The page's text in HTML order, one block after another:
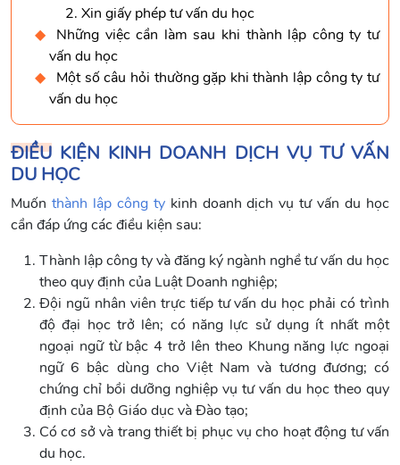
2. Xin giấy phép tư vấn du học
Những việc cần làm sau khi thành lập công ty tư
vấn du học
Một số câu hỏi thường gặp khi thành lập công ty tư
vấn du học
ĐIỀU KIỆN KINH DOANH DỊCH VỤ TƯ VẤN
DU HỌC
Muốn thành lập công tykinh doanh dịch vụ tư vấn du học
cần đáp ứng các điều kiện sau:
Thành lập công ty và đăng ký ngành nghề tư vấn du học
theo quy định của Luật Doanh nghiệp;
Đội ngũ nhân viên trực tiếp tư vấn du học phải có trình
độ đại học trở lên; có năng lực sử dụng ít nhất một
ngoại ngữ từ bậc 4 trở lên theo Khung năng lực ngoại
ngữ 6 bậc dùng cho Việt Nam và tương đương; có
chứng chỉ bồi dưỡng nghiệp vụ tư vấn du học theo quy
định của Bộ Giáo dục và Đào tạo;
Có cơ sở và trang thiết bị phục vụ cho hoạt động tư vấn
du học.